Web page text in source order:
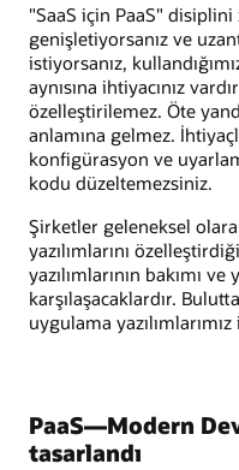
"SaaS için PaaS" disiplini
genişletiyorsanız ve
istiyorsanız,
aynısına ihtiyacınız
özelleştirilemez. Öte
anlamına gelmez.
konfigürasyon ve
kodu düzeltemezsiniz.
Şirketler geleneksel
yazılımlarını
yazılımlarının bakımı
karşılaşacaklardır.
uygulama
PaaS—Modern
tasarlandı